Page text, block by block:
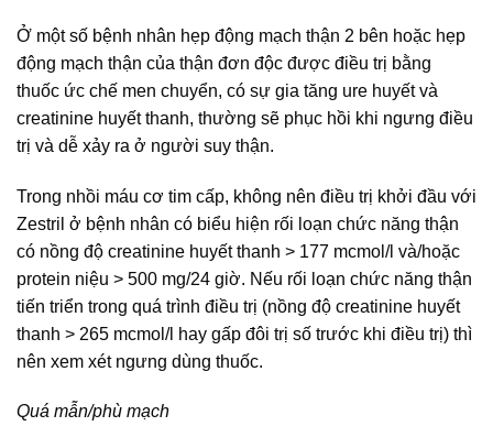
Ở một số bệnh nhân hẹp động mạch thận 2 bên hoặc hẹp
động mạch thận của thận đơn độc được điều trị bằng
thuốc ức chế men chuyển, có sự gia tăng ure huyết và
creatinine huyết thanh, thường sẽ phục hồi khi ngưng điều
trị và dễ xảy ra ở người suy thận.
Trong nhồi máu cơ tim cấp, không nên điều trị khởi đầu với
Zestril ở bệnh nhân có biểu hiện rối loạn chức năng thận
có nồng độ creatinine huyết thanh > 177 mcmol/l và/hoặc
protein niệu > 500 mg/24 giờ. Nếu rối loạn chức năng thận
tiến triển trong quá trình điều trị (nồng độ creatinine huyết
thanh > 265 mcmol/l hay gấp đôi trị số trước khi điều trị) thì
nên xem xét ngưng dùng thuốc.
Quá mẫn/phù mạch